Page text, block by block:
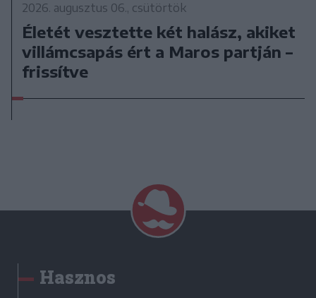
2026. augusztus 06., csütörtök
Életét vesztette két halász, akiket
villámcsapás ért a Maros partján –
frissítve
Hasznos